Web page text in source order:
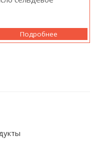
Подробнее